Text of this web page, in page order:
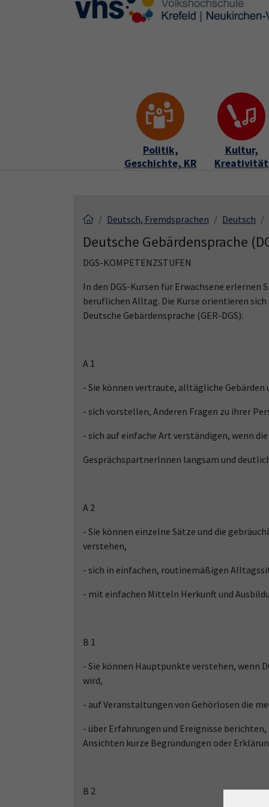
Skip to main content
Skip to page footer
Politik,
Geschichte, KR
Kultur,
Kreativität
Deutsch, Fremdsprachen Deutsch
Deutsche Gebärdensprache
DGS-KOMPETENZSTUFEN
In den DGS-Kursen für Erwachsene
beruflichen Alltag. Die Kurse orientieren
Deutsche Gebärdensprache (GER-DGS):
A 1
- Sie können vertraute, alltägliche Gebärden
- sich vorstellen, Anderen Fragen zu ihrer
- sich auf einfache Art verständigen, wenn die
GesprächspartnerInnen langsam und
A 2
- Sie können einzelne Sätze und die
verstehen,
- sich in einfachen, routinemäßigen
- mit einfachen Mitteln Herkunft und
B 1
- Sie können Hauptpunkte verstehen, wenn
wird,
- auf Veranstaltungen von Gehörlosen die
- über Erfahrungen und Ereignisse
Ansichten kurze Begründungen oder
B 2